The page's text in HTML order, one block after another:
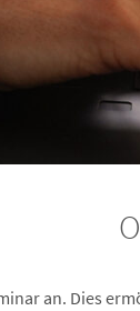
an. Dies